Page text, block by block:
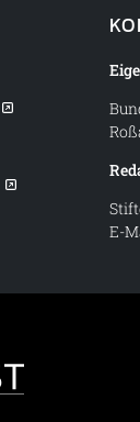
E-
Truppendienst –